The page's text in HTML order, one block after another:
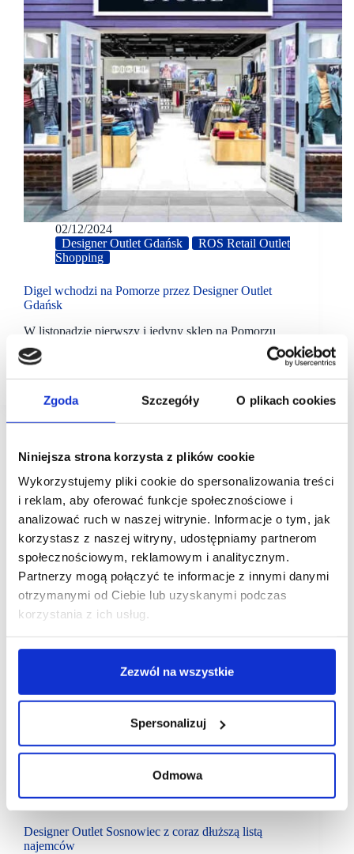
Zgoda Szczegóły O plikach cookies
Niniejsza strona korzysta z plików cookie
Wykorzystujemy pliki cookie do spersonalizowania treści
i reklam, aby oferować funkcje społecznościowe i
analizować ruch w naszej witrynie. Informacje o tym, jak
korzystasz z naszej witryny, udostępniamy partnerom
społecznościowym, reklamowym i analitycznym.
Partnerzy mogą połączyć te informacje z innymi danymi
otrzymanymi od Ciebie lub uzyskanymi podczas
korzystania z ich usług.
Zezwól na wszystkie
Spersonalizuj
Odmowa
02/12/2024
Designer Outlet Gdańsk
ROS Retail Outlet
Shopping
Digel wchodzi na Pomorze przez Designer Outlet
Gdańsk
W listopadzie pierwszy i jedyny sklep na Pomorzu
marki DIGEL został otwarty w Designer Outlet
Gdańsk. Marka zajęła lokal o powierzchni 170
ROS Retail Outlet Shopping
sosnowiec
Designer Outlet Sosnowiec z coraz dłuższą listą
najemców